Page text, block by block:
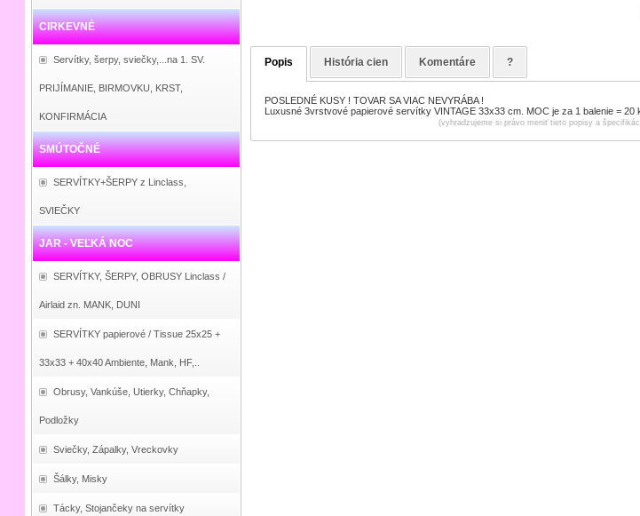
CIRKEVNÉ
Servítky, šerpy, sviečky,...na 1. SV.
PRIJÍMANIE, BIRMOVKU, KRST,
KONFIRMÁCIA
SMÚTOČNÉ
SERVÍTKY+ŠERPY z Linclass,
SVIEČKY
JAR - VEĽKÁ NOC
SERVÍTKY, ŠERPY, OBRUSY Linclass /
Airlaid zn. MANK, DUNI
SERVÍTKY papierové / Tissue 25x25 +
33x33 + 40x40 Ambiente, Mank, HF,..
Obrusy, Vankúše, Utierky, Chňapky,
Podložky
Sviečky, Zápalky, Vreckovky
Šálky, Misky
Tácky, Stojančeky na servítky
Popis História cien Komentáre ?
POSLEDNÉ KUSY ! TOVAR SA VIAC NEVYRÁBA !
Luxusné 3vrstvové papierové servítky VINTAGE 33x33 cm. MOC je za 1 balenie = 20
(vyhradzujeme si právo meniť tieto popisy a